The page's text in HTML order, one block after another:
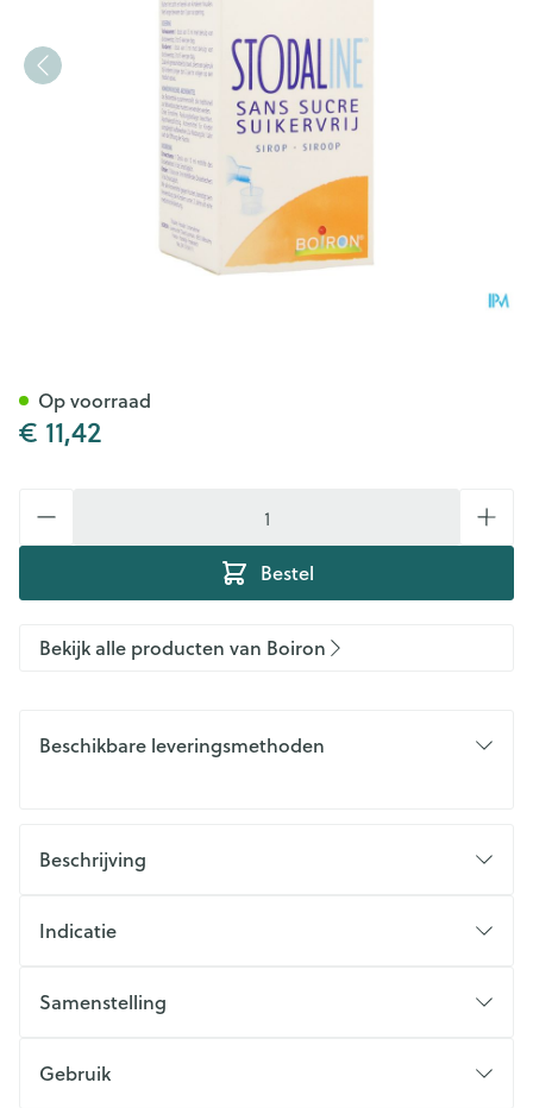
€ 11,42
Bestel
Op voorraad
Bekijk alle producten van Boiron
Beschikbare leveringsmethoden
Beschrijving
Indicatie
Samenstelling
Gebruik